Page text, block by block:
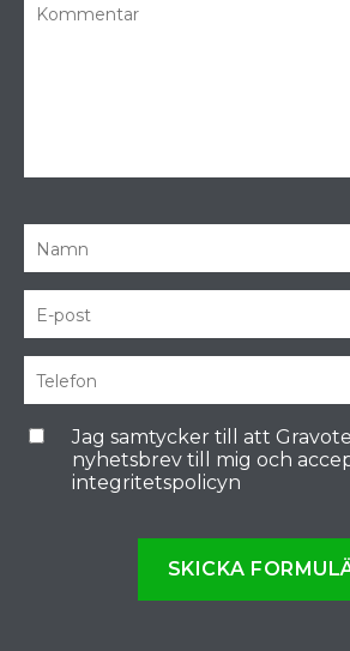
Jag samtycker till att
nyhetsbrev till mig och
integritetspolicyn
SKICKA